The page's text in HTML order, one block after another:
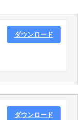
ダウンロード
ダウンロード